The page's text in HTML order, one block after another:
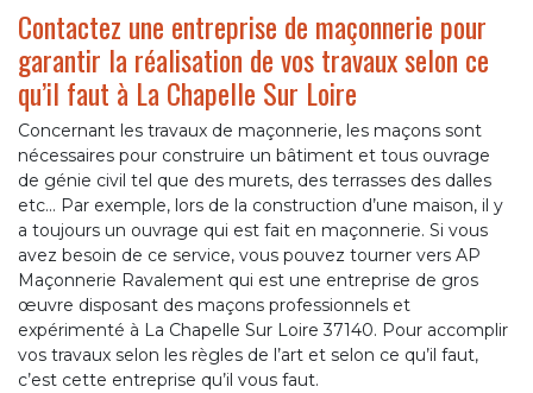
Contactez une entreprise de maçonnerie pour
garantir la réalisation de vos travaux selon ce
qu’il faut à La Chapelle Sur Loire
Concernant les travaux de maçonnerie, les maçons sont
nécessaires pour construire un bâtiment et tous ouvrage
de génie civil tel que des murets, des terrasses des dalles
etc... Par exemple, lors de la construction d’une maison, il y
a toujours un ouvrage qui est fait en maçonnerie. Si vous
avez besoin de ce service, vous pouvez tourner vers AP
Maçonnerie Ravalement qui est une entreprise de gros
œuvre disposant des maçons professionnels et
expérimenté à La Chapelle Sur Loire 37140. Pour accomplir
vos travaux selon les règles de l’art et selon ce qu’il faut,
c’est cette entreprise qu’il vous faut.